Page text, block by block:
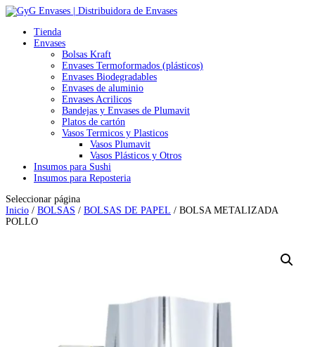
Tienda
Envases
Bolsas Kraft
Envases Termoformados (plásticos)
Envases Biodegradables
Envases de aluminio
Envases Acrilicos
Bandejas y Envases de Plumavit
Platos de cartón
Vasos Termicos y Plasticos
Vasos Plumavit
Vasos Plásticos y Otros
Insumos para Sushi
Insumos para Reposteria
Seleccionar página
Inicio / BOLSAS / BOLSAS DE PAPEL / BOLSA METALIZADA
POLLO